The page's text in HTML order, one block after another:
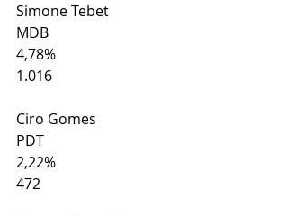
Simone Tebet
MDB
4,78%
1.016
Ciro Gomes
PDT
2,22%
472